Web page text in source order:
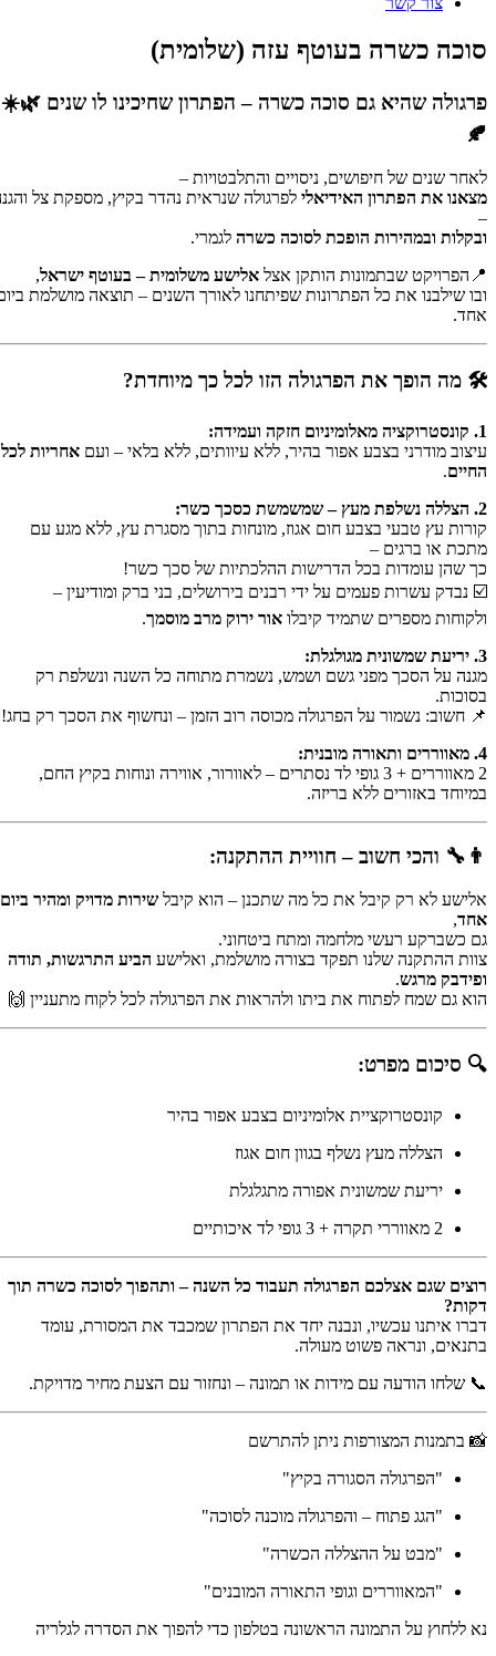
סוכה כשרה בעוטף עזה (שלומית)
מטה
מספרות
את
סיפור
סוכה
כשרה
בעוטף
עזה
(שלומית)
פרגולה שהיא גם סוכה כשרה – הפתרון שחיכינו לו שנים 🌿☀️
🍂
לאחר שנים של חיפושים, ניסויים והתלבטויות –
מצאנו את הפתרון האידיאלילפרגולה שנראית נהדר בקיץ, מספקת צל והגנה
ובקלות ובמהירות הופכת לסוכה כשרהלגמרי.
📍הפרויקט שבתמונות הותקן אצלאלישע משלומית – בעוטף ישראל,
ובו שילבנו את כל הפתרונות שפיתחנו לאורך השנים – תוצאה מושלמת ביום
אחד.
🛠️ מה הופך את הפרגולה הזו לכל כך מיוחדת?
עיצוב מודרני בצבע אפור בהיר, ללא עיוותים, ללא בלאי – ועםאחריות לכל
החיים.
קורות עץ טבעי בצבע חום אגוז, מונחות בתוך מסגרת עץ, ללא מגע עם
מתכת או ברגים –
כך שהן עומדות בכל הדרישות ההלכתיות של סכך כשר!
☑️ נבדק עשרות פעמים על ידי רבנים בירושלים, בני ברק ומודיעין –
ולקוחות מספרים שתמיד קיבלואור ירוק מרב מוסמך.
מגנה על הסכך מפני גשם ושמש, נשמרת מתוחה כל השנה ונשלפת רק
בסוכות.
📌 חשוב: נשמור על הפרגולה מכוסה רוב הזמן – ונחשוף את הסכך רק בחג!
2 מאווררים + 3 גופי לד נסתרים – לאוורור, אווירה ונוחות בקיץ החם,
במיוחד באזורים ללא בריזה.
👨‍🔧 והכי חשוב – חוויית ההתקנה:
אלישע לא רק קיבל את כל מה שתכנן – הוא קיבלשירות מדויק ומהיר ביום
אחד,
גם כשברקע רעשי מלחמה ומתח ביטחוני.
צוות ההתקנה שלנו תפקד בצורה מושלמת, ואלישעהביע התרגשות, תודה
ופידבק מרגש.
הוא גם שמח לפתוח את ביתו ולהראות את הפרגולה לכל לקוח מתעניין 🙌
🔍 סיכום מפרט:
קונסטרוקציית אלומיניום בצבע אפור בהיר
הצללה מעץ נשלף בגוון חום אגוז
יריעת שמשונית אפורה מתגלגלת
רוצים שגם אצלכם הפרגולה תעבוד כל השנה – ותהפוך לסוכה כשרה תוך
דקות?
דברו איתנו עכשיו, ונבנה יחד את הפתרון שמכבד את המסורת, עומד
בתנאים, ונראה פשוט מעולה.
📞 שלחו הודעה עם מידות או תמונה – ונחזור עם הצעת מחיר מדויקת.
📸 בתמנות המצורפות ניתן להתרשם
"הפרגולה הסגורה בקיץ"
"הגג פתוח – והפרגולה מוכנה לסוכה"
"מבט על ההצללה הכשרה"
"המאווררים וגופי התאורה המובנים"
נא ללחוץ על התמונה הראשונה בטלפון כדי להפוך את הסדרה לגלריה